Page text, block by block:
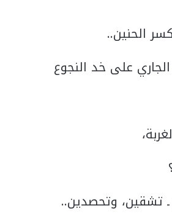
الحنين..
على خد النجوع
تشقين، وتحصدين..